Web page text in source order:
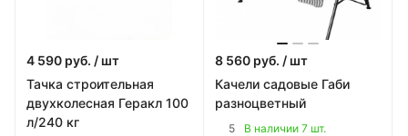
4 590 руб. / шт
Тачка строительная
двухколесная Геракл 100
л/240 кг
8 560 руб. / шт
Качели садовые Габи
разноцветный
5
В наличии 7 шт.